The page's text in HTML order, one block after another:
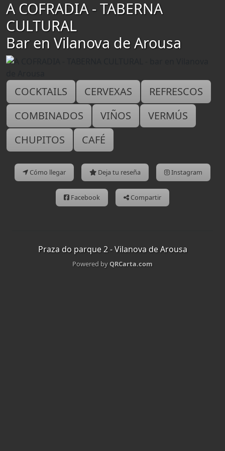
A COFRADIA - TABERNA
CULTURAL
Bar en Vilanova de Arousa
COCKTAILS CERVEXAS
REFRESCOS
COMBINADOS
VIÑOS
VERMÚS
CHUPITOS
CAFÉ
Cómo llegar Deja tu reseña Instagram
Facebook Compartir
Praza do parque 2 - Vilanova de Arousa
Powered byQRCarta.com